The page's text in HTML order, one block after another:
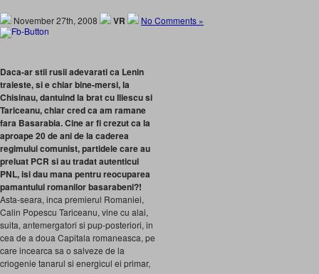
November 27th, 2008 VR No Comments »
Daca-ar stii rusii adevarati ca Lenin
traieste, si e chiar bine-mersi, la
Chisinau, dantuind la brat cu Iliescu si
Tariceanu, chiar cred ca am ramane
fara Basarabia. Cine ar fi crezut ca la
aproape 20 de ani de la caderea
regimului comunist, partidele care au
preluat PCR si au tradat autenticul
PNL, isi dau mana pentru reocuparea
pamantului romanilor basarabeni?!
Asta-seara, inca premierul Romaniei,
Calin Popescu Tariceanu, vine cu alai,
suita, antemergatori si pup-posteriori, in
cea de a doua Capitala romaneasca, pe
care incearca sa o salveze de la
criogenie tanarul si energicul ei primar,